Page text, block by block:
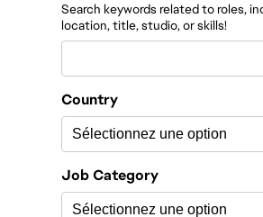
Search keywords related to roles,
location, title, studio, or skills!
Country
Job Category